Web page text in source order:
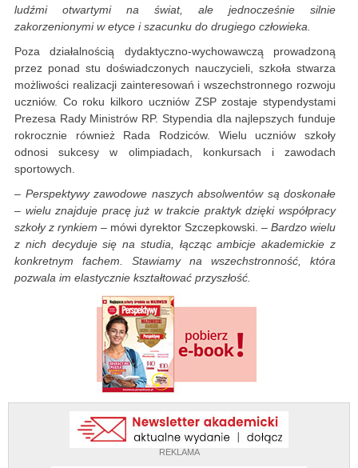
REKLAMA
ludźmi otwartymi na świat, ale jednocześnie silnie
zakorzenionymi w etyce i szacunku do drugiego człowieka.
Poza działalnością dydaktyczno-wychowawczą prowadzoną
przez ponad stu doświadczonych nauczycieli, szkoła stwarza
możliwości realizacji zainteresowań i wszechstronnego rozwoju
uczniów. Co roku kilkoro uczniów ZSP zostaje stypendystami
Prezesa Rady Ministrów RP. Stypendia dla najlepszych funduje
rokrocznie również Rada Rodziców. Wielu uczniów szkoły
odnosi sukcesy w olimpiadach, konkursach i zawodach
sportowych.
– Perspektywy zawodowe naszych absolwentów są doskonałe
– wielu znajduje pracę już w trakcie praktyk dzięki współpracy
szkoły z rynkiem – mówi dyrektor Szczepkowski. – Bardzo wielu
z nich decyduje się na studia, łącząc ambicje akademickie z
konkretnym fachem. Stawiamy na wszechstronność, która
pozwala im elastycznie kształtować przyszłość.